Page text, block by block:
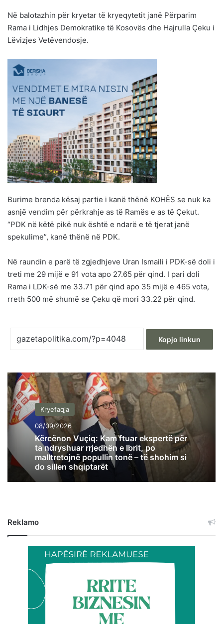
Në balotazhin për kryetar të kryeqytetit janë Përparim
Rama i Lidhjes Demokratike të Kosovës dhe Hajrulla Çeku i
Lëvizjes Vetëvendosje.
Burime brenda kësaj partie i kanë thënë KOHËS se nuk ka
asnjë vendim për përkrahje as të Ramës e as të Çekut.
“PDK në këtë pikë nuk është e ndarë e të tjerat janë
spekulime”, kanë thënë në PDK.
Në raundin e parë të zgjedhjeve Uran Ismaili i PDK-së doli i
treti me 29 mijë e 91 vota apo 27.65 për qind. I pari doli
Rama i LDK-së me 33.71 për qind apo 35 mijë e 465 vota,
rreth 500 më shumë se Çeku që mori 33.22 për qind.
Kopjo linkun
Kryefaqja
08/09/2026
Kërcënon Vuçiq: Kam ftuar ekspertë për
ta ndryshuar rrjedhën e Ibrit, po
malltretojnë popullin tonë – të shohim si
do sillen shqiptarët
Reklamo